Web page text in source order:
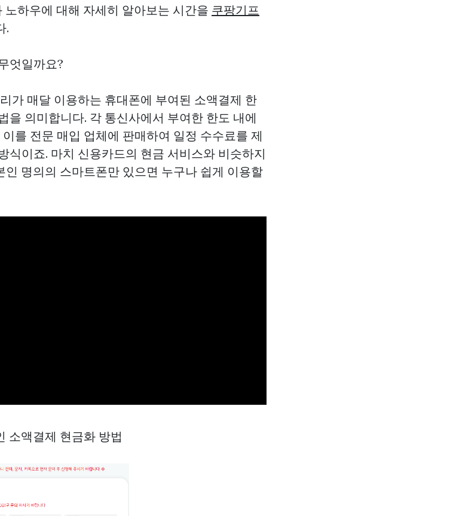
하우에 대해 자세히 알아보는 시간을 쿠팡기프
.
엇일까요?
가 매달 이용하는 휴대폰에 부여된 소액결제 한
을 의미합니다. 각 통신사에서 부여한 한도 내에
를 전문 매입 업체에 판매하여 일정 수수료를 제
식이죠. 마치 신용카드의 현금 서비스와 비슷하지
인 명의의 스마트폰만 있으면 누구나 쉽게 이용할
소액결제 현금화 방법